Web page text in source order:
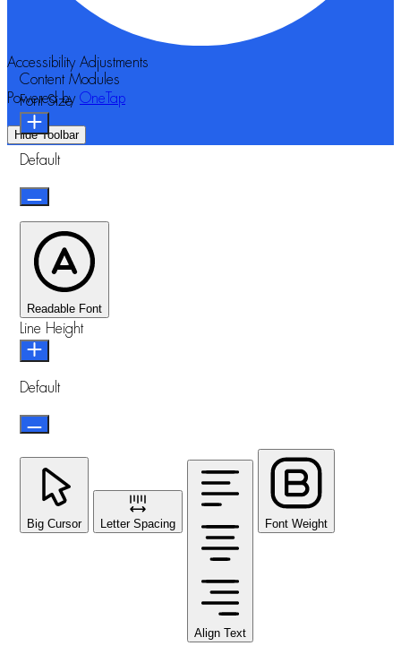
Accessibility Adjustments
Powered by OneTap
Hide Toolbar
Content Modules
Font Size
Default
Readable Font
Line Height
Default
Big Cursor Letter Spacing
Align Text
Font Weight